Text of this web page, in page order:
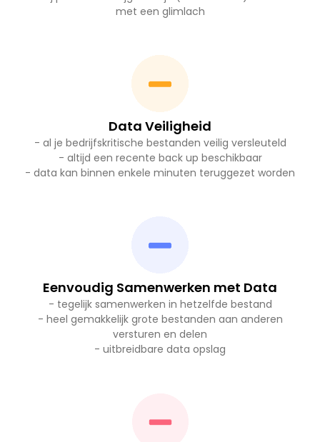
met een glimlach
Data Veiligheid
- al je bedrijfskritische bestanden veilig versleuteld
- altijd een recente back up beschikbaar
- data kan binnen enkele minuten teruggezet worden
Eenvoudig Samenwerken met Data
- tegelijk samenwerken in hetzelfde bestand
- heel gemakkelijk grote bestanden aan anderen
versturen en delen
- uitbreidbare data opslag